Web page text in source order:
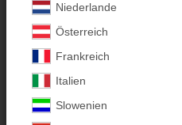
Niederlande
Österreich
Frankreich
Italien
Slowenien